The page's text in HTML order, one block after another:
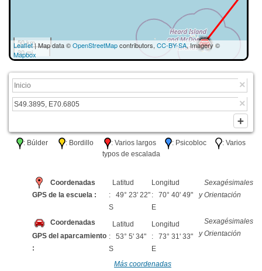
50 km
30 mi
Leaflet| Map data ©OpenStreetMapcontributors, CC-BY-SA, Imagery ©
Mapbox
: Búlder : Bordillo : Varios largos : Psicobloc
: Varios
typos de escalada
Coordenadas
GPS de la escuela :
Latitud
: 49° 23' 22"
S
Longitud
: 70° 40' 49"
E
Sexagésimales
y Orientación
Coordenadas
GPS del aparcamiento
:
Latitud
: 53° 5' 34"
S
Longitud
: 73° 31' 33"
E
Sexagésimales
y Orientación
Más coordenadas